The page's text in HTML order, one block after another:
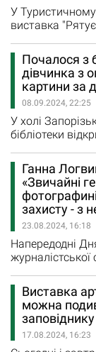
відкриття
У
виставка
Клочко та
колекції
Якова
її так:
Почалося з
дівчинка з
картини за
08.09.2024, 22:25
У холі
бібліотеки
різноманітних
свої картини,
розповіла на
відділу
Поліна з…
Ганна
«Звичайні
захисту - з
23.08.2024, 16:18
Напередодні
журналістської
членкині НСЖУ,
роботи з
лейтенанта
Логвиненко.
Виставка
можна
17.08.2024, 16:23